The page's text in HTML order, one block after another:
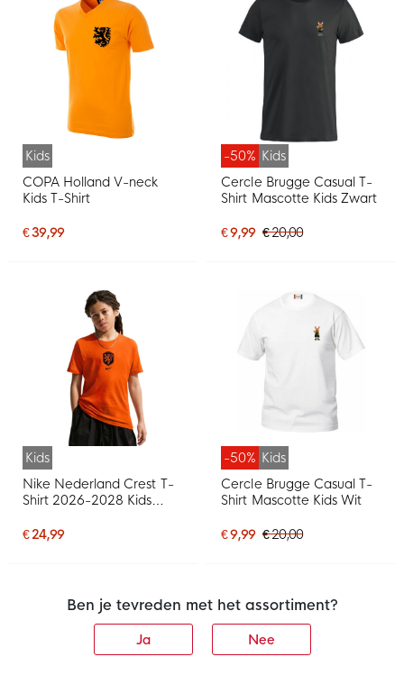
Kids
COPA Holland V-neck
Kids T-Shirt
€ 39,99
-50% Kids
Cercle Brugge Casual T-
Shirt Mascotte Kids Zwart
€ 9,99 € 20,00
Kids
Nike Nederland Crest T-
Shirt 2026-2028 Kids
€ 24,99
-50% Kids
Cercle Brugge Casual T-
Shirt Mascotte Kids Wit
€ 9,99 € 20,00
Ben je tevreden met het assortiment?
Ja Nee